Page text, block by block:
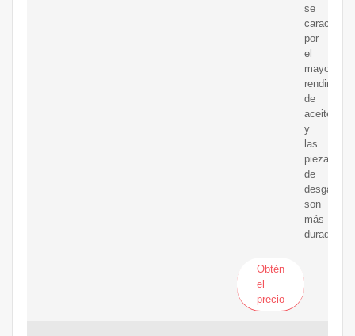
se
caracteriza
por
el
mayor
de
aceite
y
las
piezas
de
desgaste
son
más
duraderas.
Obtén
el
precio